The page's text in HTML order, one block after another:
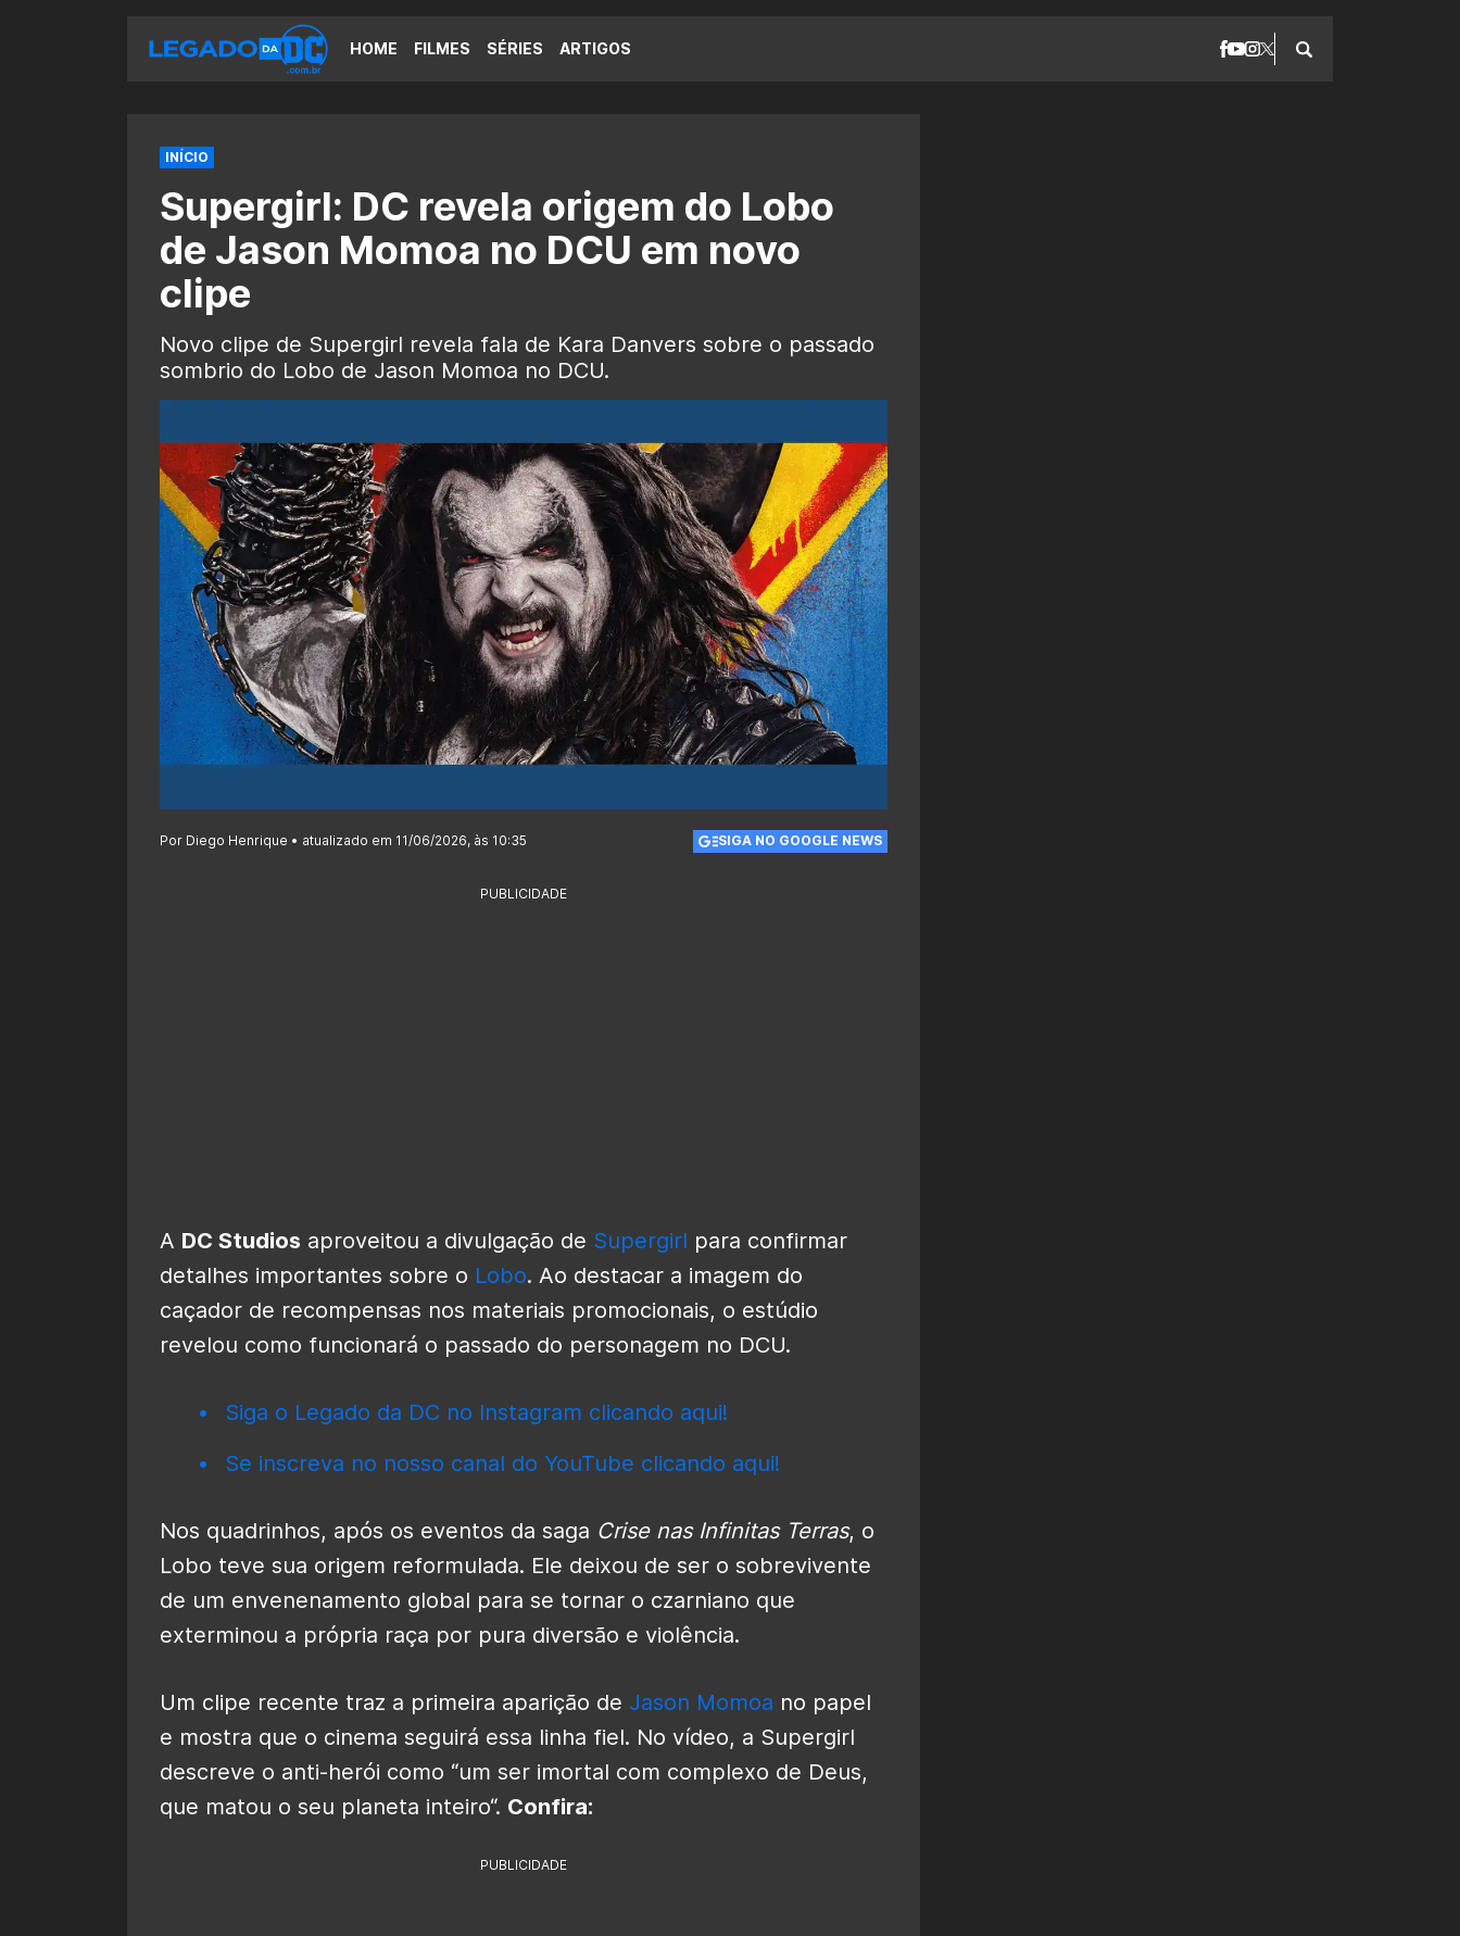
HOME FILMES SÉRIES ARTIGOS
INÍCIO
Supergirl: DC revela origem do Lobo
de Jason Momoa no DCU em novo
clipe
Novo clipe de Supergirl revela fala de Kara Danvers sobre o passado
sombrio do Lobo de Jason Momoa no DCU.
Por Diego Henrique • atualizado em 11/06/2026, às 10:35 SIGA NO GOOGLE NEWS
PUBLICIDADE
A DC Studios aproveitou a divulgação de Supergirl para confirmar
detalhes importantes sobre o Lobo. Ao destacar a imagem do
caçador de recompensas nos materiais promocionais, o estúdio
revelou como funcionará o passado do personagem no DCU.
Siga o Legado da DC no Instagram clicando aqui!
Se inscreva no nosso canal do YouTube clicando aqui!
Nos quadrinhos, após os eventos da saga Crise nas Infinitas Terras, o
Lobo teve sua origem reformulada. Ele deixou de ser o sobrevivente
de um envenenamento global para se tornar o czarniano que
exterminou a própria raça por pura diversão e violência.
Um clipe recente traz a primeira aparição de Jason Momoa no papel
e mostra que o cinema seguirá essa linha fiel. No vídeo, a Supergirl
descreve o anti-herói como “um ser imortal com complexo de Deus,
que matou o seu planeta inteiro“. Confira:
PUBLICIDADE